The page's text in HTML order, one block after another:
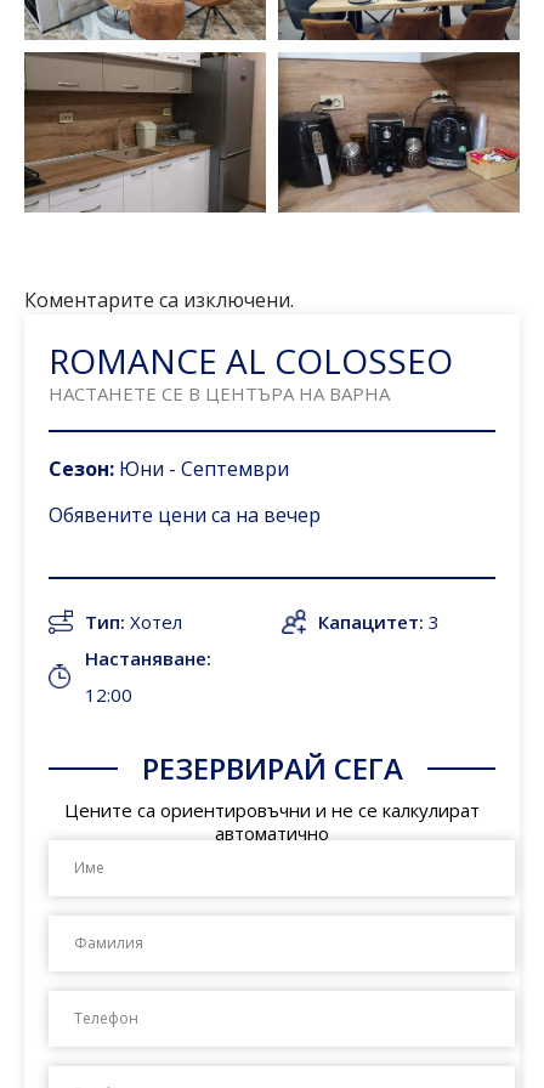
Коментарите са изключени.
ROMANCE AL COLOSSEO
НАСТАНЕТЕ СЕ В ЦЕНТЪРА НА ВАРНА
Сезон: Юни - Септември
Обявените цени са на вечер
Тип: Хотел
Настаняване:
12:00
Капацитет: 3
РЕЗЕРВИРАЙ СЕГА
Цените са ориентировъчни и не се калкулират
автоматично